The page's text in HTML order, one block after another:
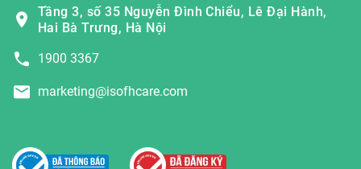
Tầng 3, số 35 Nguyễn Đình Chiểu, Lê Đại Hành,
Hai Bà Trưng, Hà Nội
1900 3367
marketing@isofhcare.com